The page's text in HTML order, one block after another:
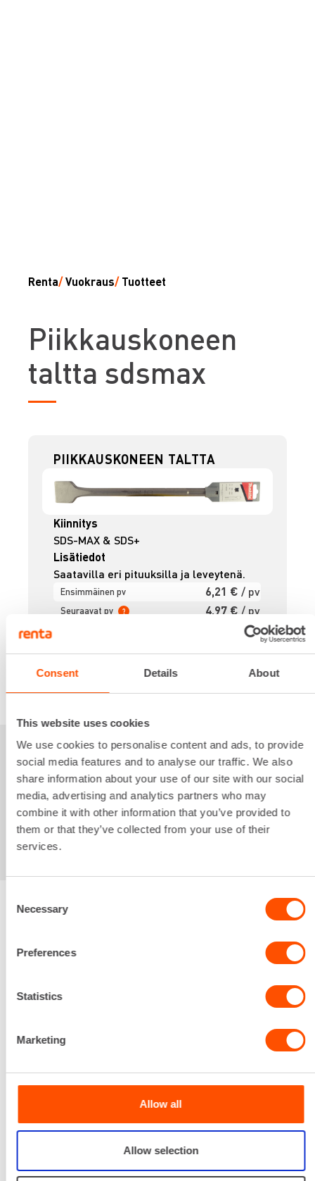
Consent Details About
This website uses cookies
We use cookies to personalise content and ads, to provide
social media features and to analyse our traffic. We also
share information about your use of our site with our social
media, advertising and analytics partners who may
combine it with other information that you’ve provided to
them or that they’ve collected from your use of their
services.
Selection
Necessary
Preferences
Statistics
Marketing
Allow all
Allow selection
Renta/Vuokraus/ Tuotteet
Piikkauskoneen
taltta sdsmax
PIIKKAUSKONEEN TALTTA
Kiinnitys
SDS-MAX & SDS+
Lisätiedot
Saatavilla eri pituuksilla ja leveytenä.
Ensimmäinen pv 6,21 € / pv
Seuraavat pv ? 4,97 € / pv
/ kk
Sinua saattaisi
kiinnostaa myös
Renta palvelee